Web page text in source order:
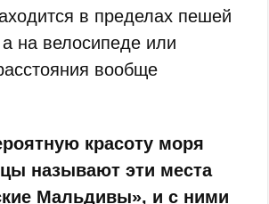
в пределах пешей
а на велосипеде или
вообще
красоту моря
называют эти места
Мальдивы», и с ними